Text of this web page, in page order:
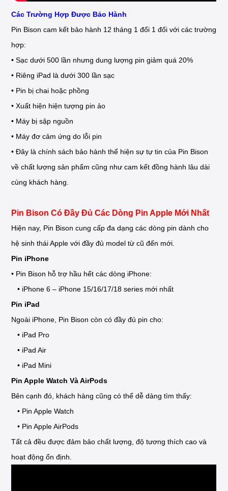
Các Trường Hợp Được Bảo Hành
Pin Bison cam kết bảo hành 12 tháng 1 đổi 1 đối với các trường
hợp:
• Sạc dưới 500 lần nhưng dung lượng pin giảm quá 20%
• Riêng iPad là dưới 300 lần sạc
• Pin bị chai hoặc phồng
• Xuất hiện hiện tượng pin ảo
• Máy bị sập nguồn
• Máy đơ cảm ứng do lỗi pin
• Đây là chính sách bảo hành thể hiện sự tự tin của Pin Bison
về chất lượng sản phẩm cũng như cam kết đồng hành lâu dài
cùng khách hàng.
Pin Bison Có Đầy Đủ Các Dòng Pin Apple Mới Nhất
Hiện nay, Pin Bison cung cấp đa dạng các dòng pin dành cho
hệ sinh thái Apple với đầy đủ model từ cũ đến mới.
Pin iPhone
• Pin Bison hỗ trợ hầu hết các dòng iPhone:
• iPhone 6 – iPhone 15/16/17/18 series mới nhất
Pin iPad
Ngoài iPhone, Pin Bison còn có đầy đủ pin cho:
• iPad Pro
• iPad Air
• iPad Mini
Pin Apple Watch Và AirPods
Bên cạnh đó, khách hàng cũng có thể dễ dàng tìm thấy:
• Pin Apple Watch
• Pin Apple AirPods
Tất cả đều được đảm bảo chất lượng, độ tương thích cao và
hoạt động ổn định.